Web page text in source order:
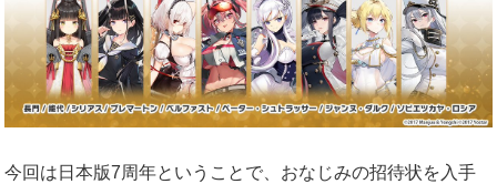
今回は日本版7周年ということで、おなじみの招待状を入手